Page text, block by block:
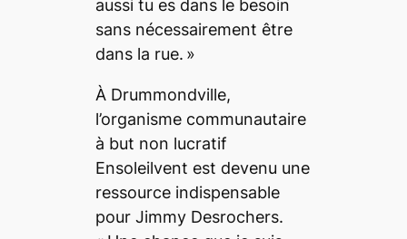
aussi tu es dans le besoin
sans nécessairement être
dans la rue. »
À Drummondville,
l’organisme communautaire
à but non lucratif
Ensoleilvent est devenu une
ressource indispensable
pour Jimmy Desrochers.